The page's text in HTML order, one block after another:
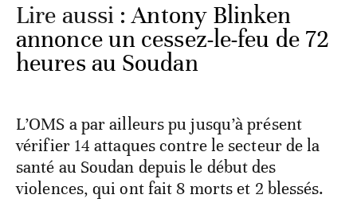
Lire aussi :Antony Blinken
annonce un cessez-le-feu de 72
heures au Soudan
L’OMS a par ailleurs pu jusqu’à présent
vérifier 14 attaques contre le secteur de la
santé au Soudan depuis le début des
violences, qui ont fait 8 morts et 2 blessés.